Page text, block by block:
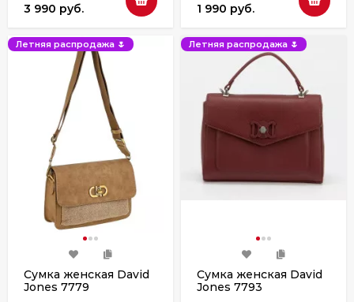
3 990 руб. 1 990 руб.
Летняя распродажа 🌷
Сумка женская David
Jones 7779
Летняя распродажа 🌷
Сумка женская David
Jones 7793